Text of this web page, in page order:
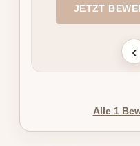
JETZT
‹
Alle 1